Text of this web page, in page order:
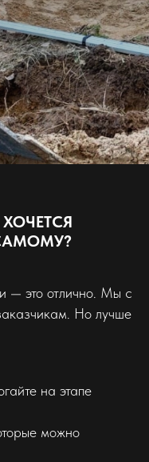
— это отлично. Мы с
Но лучше
на этапе
можно